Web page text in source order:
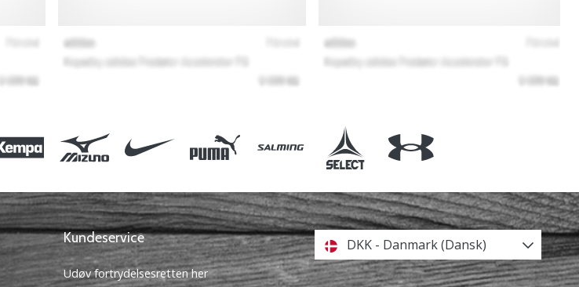
Kundeservice
Udøv fortrydelsesretten her
DKK - Danmark (Dansk)